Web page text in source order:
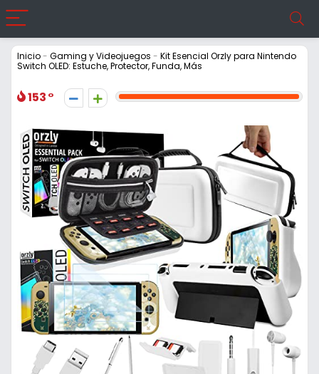
Inicio- Gaming y Videojuegos - Kit Esencial Orzly para Nintendo
Switch OLED: Estuche, Protector, Funda, Más
153